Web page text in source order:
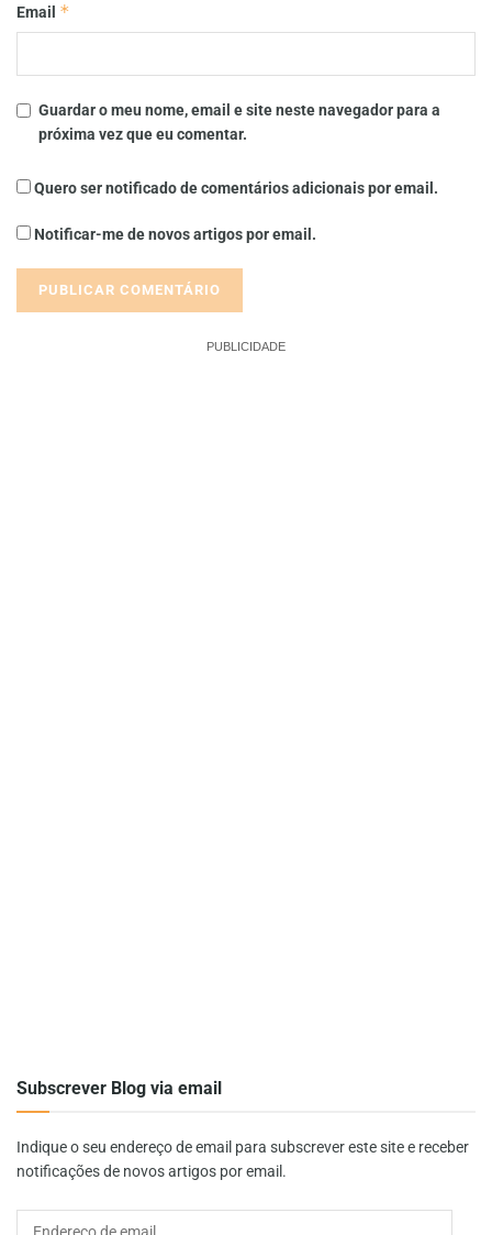
Email *
Guardar o meu nome, email e site neste navegador para a
próxima vez que eu comentar.
Quero ser notificado de comentários adicionais por email.
Notificar-me de novos artigos por email.
PUBLICIDADE
Subscrever Blog via email
Indique o seu endereço de email para subscrever este site e receber
notificações de novos artigos por email.
Endereço